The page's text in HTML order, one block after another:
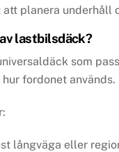
planera underhåll
lastbilsdäck?
som
fordonet används.
långväga eller